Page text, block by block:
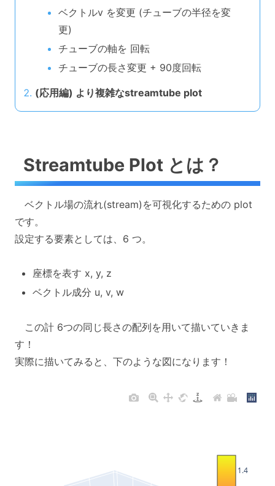
ベクトルv を変更 (チューブの半径を変
更)
チューブの軸を 回転
チューブの長さ変更 + 90度回転
(応用編) より複雑なstreamtube plot
Streamtube Plot とは？
ベクトル場の流れ(stream)を可視化するための plot
です。
設定する要素としては、6 つ。
座標を表す x, y, z
ベクトル成分 u, v, w
この計 6つの同じ長さの配列を用いて描いていきま
す！
実際に描いてみると、下のような図になります！
1.4